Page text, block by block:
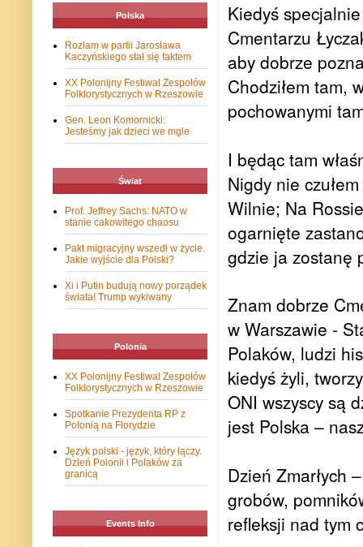
Kiedyś
Cmentarzu
aby dobrze
Chodziłem tam,
pochowanymi
I będąc tam
Nigdy nie
Wilnie; Na
ogarnięte
gdzie ja zostanę
Znam dobrze
w Warszawie -
Polaków, ludzi
kiedyś żyli,
ONI wszyscy są
jest Polska –
Dzień Zmarłych
grobów,
refleksji nad tym
Polska
Rozłam w partii Jarosława
Kaczyńskiego stał się faktem
XX Polonijny Festiwal Zespołów
Folklorystycznych w Rzeszowie
Gen. Leon Komornicki:
Jesteśmy jak dzieci we mgle
Świat
Prof. Jeffrey Sachs: NATO w
stanie cakowitego chaosu
Pakt migracyjny wszedł w życie.
Jakie wyjście dla Polski?
Xi i Putin budują nowy porządek
świata! Trump wykiwany
Polonia
XX Polonijny Festiwal Zespołów
Folklorystycznych w Rzeszowie
Spotkanie Prezydenta RP z
Polonią na Florydzie
Język polski - język, który łączy.
Dzień Polonii i Polaków za
granicą
Events Info